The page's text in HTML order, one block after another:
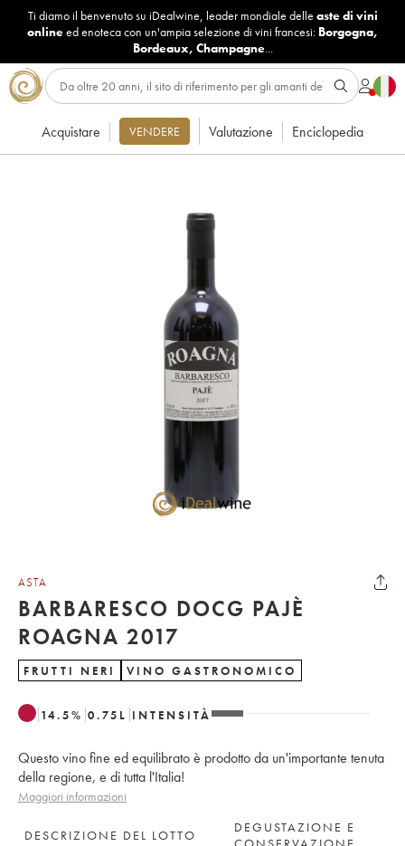
Ti diamo il benvenuto su iDealwine, leader mondiale delle aste di vini
onlineed enoteca con un'ampia selezione di vini francesi: Borgogna,
Bordeaux, Champagne...
Acquistare VENDERE Valutazione Enciclopedia
ASTA
BARBARESCO DOCG PAJÈ
ROAGNA 2017
FRUTTI NERI VINO GASTRONOMICO
14.5% 0.75 L INTENSITÀ
Questo vino fine ed equilibrato è prodotto da un'importante tenuta
della regione, e di tutta l'Italia!
Maggiori informazioni
DESCRIZIONE DEL LOTTO
DEGUSTAZIONE E